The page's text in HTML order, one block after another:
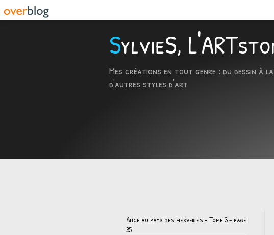
SylvieS,
Mes créations en tout genre : du dessin à
d'autres styles d'art
Alice au pays des merveilles - Tome 3 - page
35